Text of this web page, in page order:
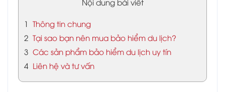
1 Thông tin chung
2 Tại sao bạn nên mua bảo hiểm du lịch?
3 Các sản phẩm bảo hiểm du lịch uy tín
4 Liên hệ và tư vấn